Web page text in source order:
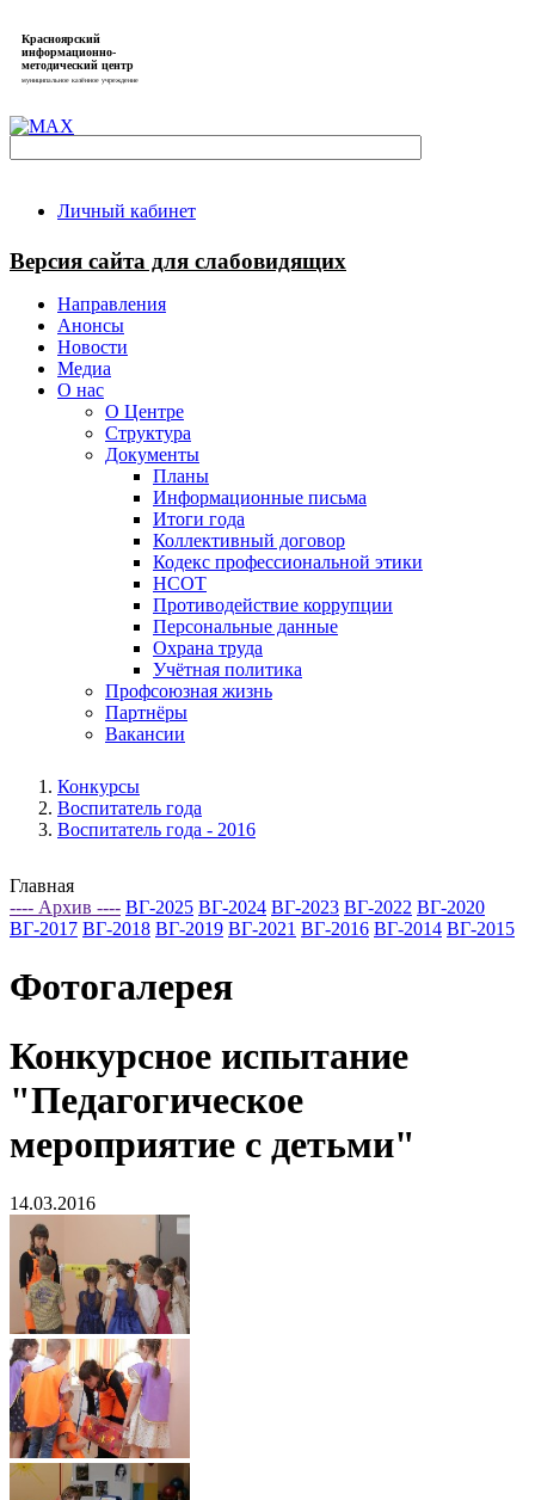
Красноярский
информационно-
методический центр
муниципальное казённое учреждение
Личный кабинет
Версия сайта для слабовидящих
Направления
Анонсы
Новости
Медиа
О нас
О Центре
Структура
Документы
Планы
Информационные письма
Итоги года
Коллективный договор
Кодекс профессиональной этики
НСОТ
Противодействие коррупции
Персональные данные
Охрана труда
Учётная политика
Профсоюзная жизнь
Партнёры
Вакансии
Конкурсы
Воспитатель года
Воспитатель года - 2016
Главная
---- Архив ---- ВГ-2025 ВГ-2024 ВГ-2023 ВГ-2022 ВГ-2020
ВГ-2017 ВГ-2018 ВГ-2019 ВГ-2021 ВГ-2016 ВГ-2014 ВГ-2015
Фотогалерея
Конкурсное испытание
"Педагогическое
мероприятие с детьми"
14.03.2016